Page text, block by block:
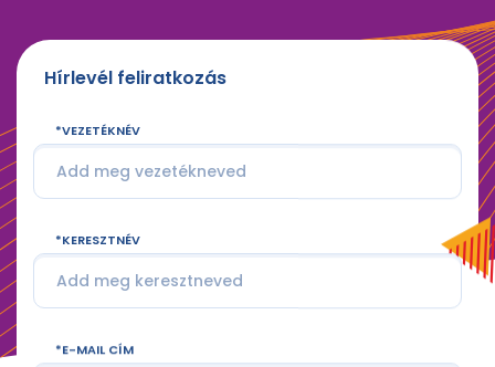
Hírlevél feliratkozás
VEZETÉKNÉV
KERESZTNÉV
E-MAIL CÍM